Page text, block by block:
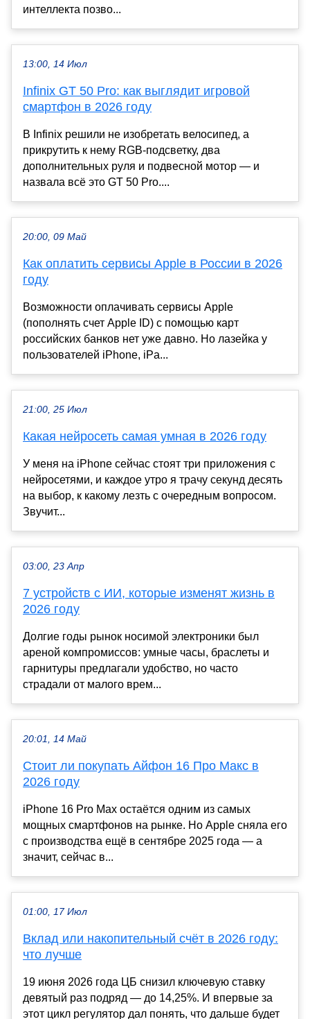
интеллекта позво...
13:00, 14 Июл
Infinix GT 50 Pro: как выглядит игровой
смартфон в 2026 году
В Infinix решили не изобретать велосипед, а
прикрутить к нему RGB-подсветку, два
дополнительных руля и подвесной мотор — и
назвала всё это GT 50 Pro....
20:00, 09 Май
Как оплатить сервисы Apple в России в 2026
году
Возможности оплачивать сервисы Apple
(пополнять счет Apple ID) с помощью карт
российских банков нет уже давно. Но лазейка у
пользователей iPhone, iPa...
21:00, 25 Июл
Какая нейросеть самая умная в 2026 году
У меня на iPhone сейчас стоят три приложения с
нейросетями, и каждое утро я трачу секунд десять
на выбор, к какому лезть с очередным вопросом.
Звучит...
03:00, 23 Апр
7 устройств с ИИ, которые изменят жизнь в
2026 году
Долгие годы рынок носимой электроники был
ареной компромиссов: умные часы, браслеты и
гарнитуры предлагали удобство, но часто
страдали от малого врем...
20:01, 14 Май
Стоит ли покупать Айфон 16 Про Макс в
2026 году
iPhone 16 Pro Max остаётся одним из самых
мощных смартфонов на рынке. Но Apple сняла его
с производства ещё в сентябре 2025 года — а
значит, сейчас в...
01:00, 17 Июл
Вклад или накопительный счёт в 2026 году:
что лучше
19 июня 2026 года ЦБ снизил ключевую ставку
девятый раз подряд — до 14,25%. И впервые за
этот цикл регулятор дал понять, что дальше будет